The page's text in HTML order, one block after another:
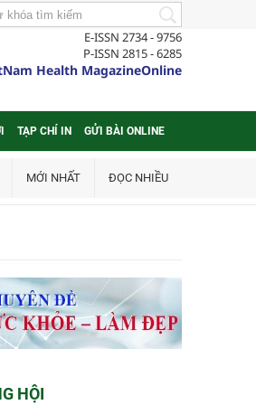
E-ISSN 2734 - 9756
P-ISSN 2815 - 6285
Health MagazineOnline
TẠP CHÍ IN GỬI BÀI ONLINE
MỚI NHẤT ĐỌC NHIỀU
HỘI